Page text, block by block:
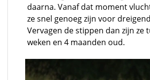
daarna. Vanaf dat moment
ze snel genoeg zijn voor
Vervagen de stippen dan zijn ze
weken en 4 maanden oud.